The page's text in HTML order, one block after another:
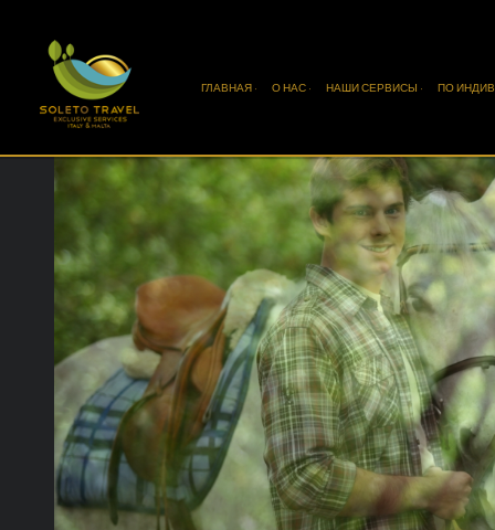
ГЛАВНАЯ · О НАС · НАШИ СЕРВИСЫ · ПО